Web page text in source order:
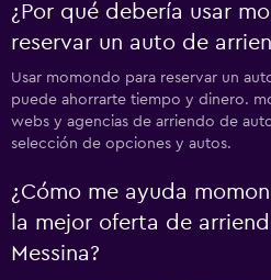
¿Por qué debería usar
reservar un auto de
Usar momondo para reservar un
puede ahorrarte tiempo y dinero.
webs y agencias de arriendo de
selección de opciones y autos.
¿Cómo me ayuda
la mejor oferta de
Messina?